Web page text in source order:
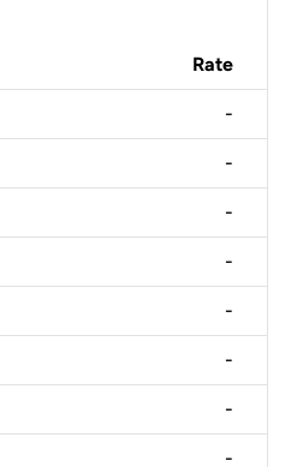
Rate
-
-
-
-
-
-
-
-